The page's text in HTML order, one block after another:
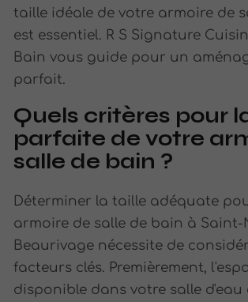
taille idéale de votre armoire de
est essentiel. R S Signature
Bain vous guide pour un
parfait.
Quels critères pour
parfaite de votre
salle de bain ?
Déterminer la taille adéquate
armoire de salle de bain à Saint-
Beaurivage nécessite de
facteurs clés. Premièrement,
disponible dans votre salle d'eau